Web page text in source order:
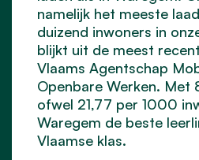
namelijk het meeste
duizend inwoners in
blijkt uit de meest
Vlaams Agentschap
Openbare Werken. Met
ofwel 21,77 per 1000
Waregem de beste
Vlaamse klas.